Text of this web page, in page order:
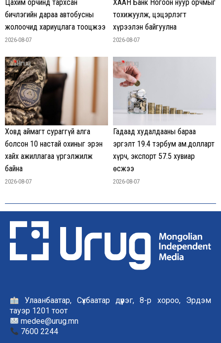
Цахим орчинд тархсан
бичлэгийн дараа автобусны
жолоочид хариуцлага тооцжээ
2026-08-07
ХААН Банк Ногоон нуур орчмыг
тохижуулж, цэцэрлэгт
хүрээлэн байгуулна
2026-08-07
Ховд аймагт сураггүй алга
болсон 10 настай охиныг эрэн
хайх ажиллагаа үргэлжилж
байна
2026-08-07
Гадаад худалдааны бараа
эргэлт 19.4 тэрбум ам.долларт
хүрч, экспорт 57.5 хувиар
өсжээ
2026-08-07
Улаанбаатар, Сүхбаатар дүүрэг, 8-р хороо, Эрдэм
тауэр 1201 тоот
medee@urug.mn
7600 2244